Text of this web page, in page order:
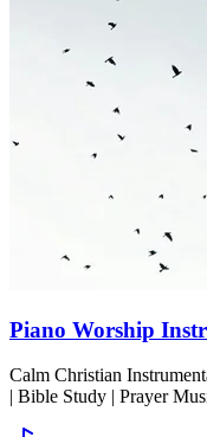
Piano Worship
Calm Christian
| Bible Study | Prayer